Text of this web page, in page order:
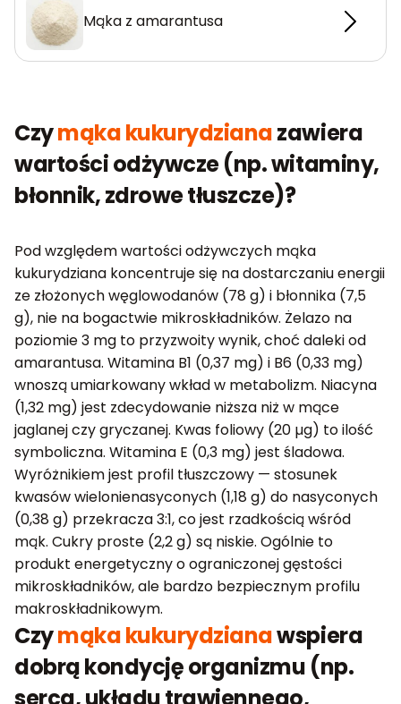
Mąka z amarantusa
Czymąka kukurydzianazawiera
wartości odżywcze (np. witaminy,
błonnik, zdrowe tłuszcze)?
Pod względem wartości odżywczych mąka
kukurydziana koncentruje się na dostarczaniu energii
ze złożonych węglowodanów (78 g) i błonnika (7,5
g), nie na bogactwie mikroskładników. Żelazo na
poziomie 3 mg to przyzwoity wynik, choć daleki od
amarantusa. Witamina B1 (0,37 mg) i B6 (0,33 mg)
wnoszą umiarkowany wkład w metabolizm. Niacyna
(1,32 mg) jest zdecydowanie niższa niż w mące
jaglanej czy gryczanej. Kwas foliowy (20 µg) to ilość
symboliczna. Witamina E (0,3 mg) jest śladowa.
Wyróżnikiem jest profil tłuszczowy — stosunek
kwasów wielonienasyconych (1,18 g) do nasyconych
(0,38 g) przekracza 3:1, co jest rzadkością wśród
mąk. Cukry proste (2,2 g) są niskie. Ogólnie to
produkt energetyczny o ograniczonej gęstości
mikroskładników, ale bardzo bezpiecznym profilu
makroskładnikowym.
Czymąka kukurydzianawspiera
dobrą kondycję organizmu (np.